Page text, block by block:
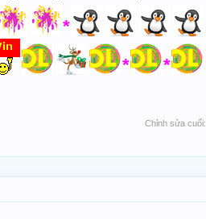
*
*
*
Chỉnh sửa cuối: